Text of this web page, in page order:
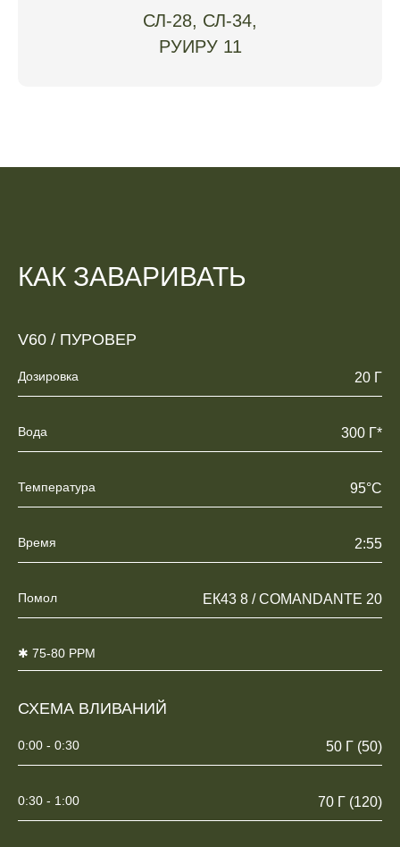
СЛ-28, СЛ-34,
РУИРУ 11
КАК ЗАВАРИВАТЬ
V60 / ПУРОВЕР
Дозировка 20 Г
Вода 300 Г*
Температура 95°C
Время 2:55
Помол ЕК43 8 / COMANDANTE 20
✱ 75-80 PPM
СХЕМА ВЛИВАНИЙ
0:00 - 0:30 50 Г (50)
0:30 - 1:00 70 Г (120)